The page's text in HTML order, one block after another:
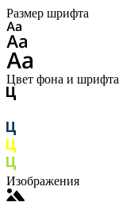
Размер шрифта
Цвет фона и шрифта
Изображения